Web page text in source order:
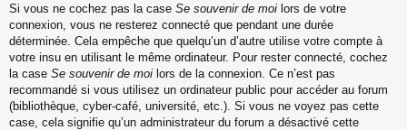
Si vous ne cochez pas la case Se souvenir de moi lors de votre
connexion, vous ne resterez connecté que pendant une durée
déterminée. Cela empêche que quelqu’un d’autre utilise votre compte à
votre insu en utilisant le même ordinateur. Pour rester connecté, cochez
la case Se souvenir de moi lors de la connexion. Ce n’est pas
recommandé si vous utilisez un ordinateur public pour accéder au forum
(bibliothèque, cyber-café, université, etc.). Si vous ne voyez pas cette
case, cela signifie qu’un administrateur du forum a désactivé cette